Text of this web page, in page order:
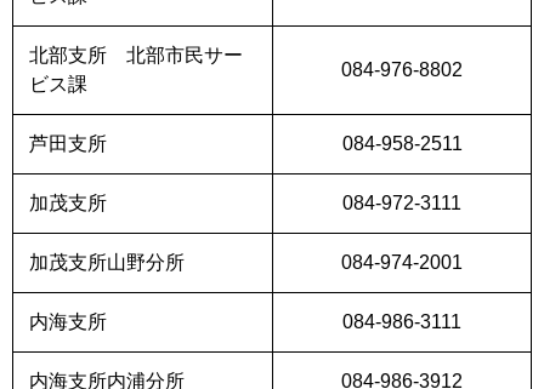
北部支所 北部市民サー
ビス課
084-976-8802
芦田支所 084-958-2511
加茂支所 084-972-3111
加茂支所山野分所 084-974-2001
内海支所 084-986-3111
内海支所内浦分所 084-986-3912